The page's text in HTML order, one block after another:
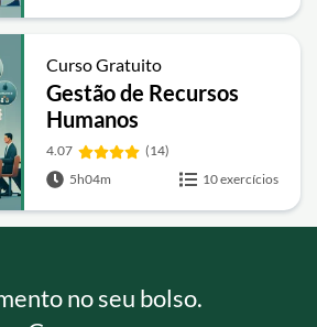
Curso Gratuito
Gestão de Recursos
Humanos
4.07
(14)
5h04m
10 exercícios
no seu bolso.